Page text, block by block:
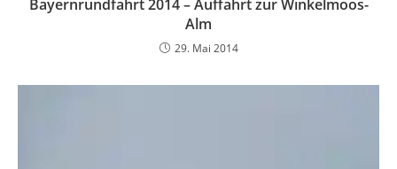
Bayernrundfahrt 2014 – Auffahrt zur Winkelmoos-
Alm
29. Mai 2014